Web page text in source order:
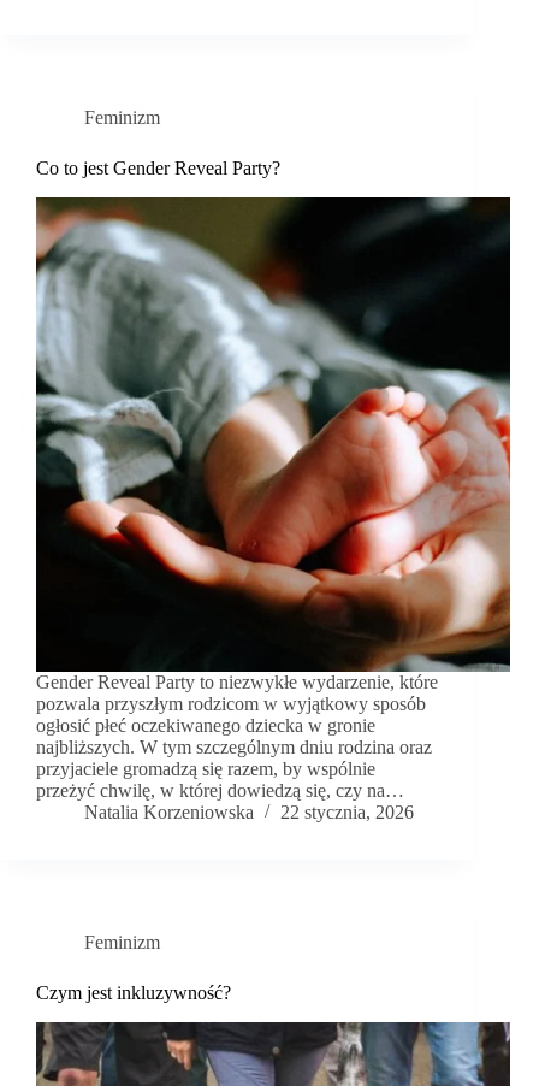
Feminizm
Co to jest Gender Reveal Party?
Gender Reveal Party to niezwykłe wydarzenie, które
pozwala przyszłym rodzicom w wyjątkowy sposób
ogłosić płeć oczekiwanego dziecka w gronie
najbliższych. W tym szczególnym dniu rodzina oraz
przyjaciele gromadzą się razem, by wspólnie
przeżyć chwilę, w której dowiedzą się, czy na…
Natalia Korzeniowska
22 stycznia, 2026
Feminizm
Czym jest inkluzywność?